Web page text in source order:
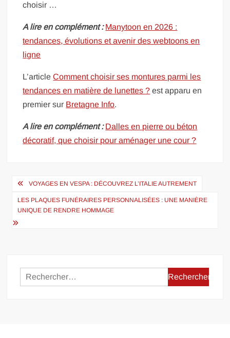
choisir …
A lire en complément : Manytoon en 2026 :
tendances, évolutions et avenir des webtoons en
ligne
L’articleComment choisir ses montures parmi les
tendances en matière de lunettes ? est apparu en
premier sur Bretagne Info.
A lire en complément : Dalles en pierre ou béton
décoratif, que choisir pour aménager une cour ?
Navigation
de
l’article
VOYAGES EN VESPA : DÉCOUVREZ L’ITALIE AUTREMENT
LES PLAQUES FUNÉRAIRES PERSONNALISÉES : UNE MANIÈRE
UNIQUE DE RENDRE HOMMAGE
Rechercher :